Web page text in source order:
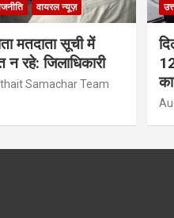
वायरल न्यूज़
मतदाता सूची में
न रहे: जिलाधिकारी
Samachar Team